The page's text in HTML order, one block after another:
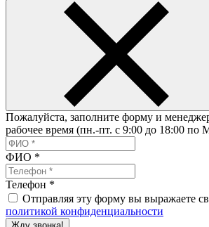
Пожалуйста, заполните форму и
рабочее время (пн.-пт. с 9:00 до 18:00 по
ФИО *
Телефон *
Отправляя эту форму вы выражаете
политикой конфиденциальности